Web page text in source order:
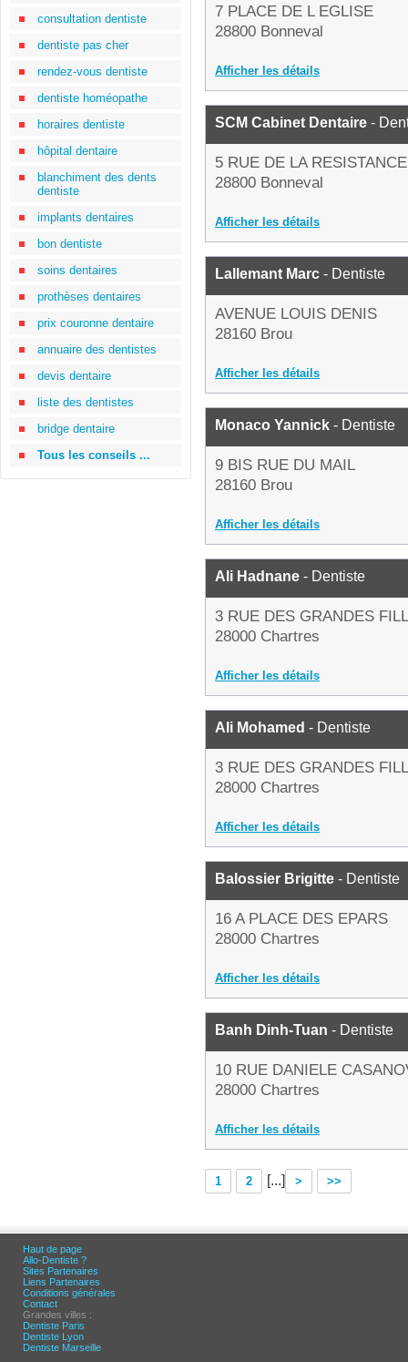
consultation dentiste
dentiste pas cher
rendez-vous dentiste
dentiste homéopathe
horaires dentiste
hôpital dentaire
blanchiment des dents
dentiste
implants dentaires
bon dentiste
soins dentaires
prothèses dentaires
prix couronne dentaire
annuaire des dentistes
devis dentaire
liste des dentistes
bridge dentaire
Tous les conseils ...
7 PLACE DE L EGLISE
28800 Bonneval
Afficher les détails
SCM Cabinet Dentaire -
5 RUE DE LA RESISTANCE
28800 Bonneval
Afficher les détails
Lallemant Marc - Dentiste
AVENUE LOUIS DENIS
28160 Brou
Afficher les détails
Monaco Yannick - Dentiste
9 BIS RUE DU MAIL
28160 Brou
Afficher les détails
Ali Hadnane - Dentiste
3 RUE DES GRANDES
28000 Chartres
Afficher les détails
Ali Mohamed - Dentiste
3 RUE DES GRANDES
28000 Chartres
Afficher les détails
Balossier Brigitte - Dentiste
16 A PLACE DES EPARS
28000 Chartres
Afficher les détails
Banh Dinh-Tuan - Dentiste
10 RUE DANIELE
28000 Chartres
Afficher les détails
1 2 [...] > >>
Haut de page
Allo-Dentiste ?
Sites Partenaires
Liens Partenaires
Conditions générales
Contact
Grandes villes :
Dentiste Paris
Dentiste Lyon
Dentiste Marseille